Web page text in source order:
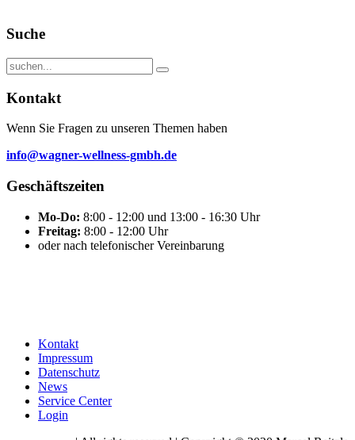
Suche
Kontakt
Wenn Sie Fragen zu unseren Themen haben
info@wagner-wellness-gmbh.de
Geschäftszeiten
Mo-Do: 8:00 - 12:00 und 13:00 - 16:30 Uhr
Freitag: 8:00 - 12:00 Uhr
oder nach telefonischer Vereinbarung
Kontakt
Impressum
Datenschutz
News
Service Center
Login